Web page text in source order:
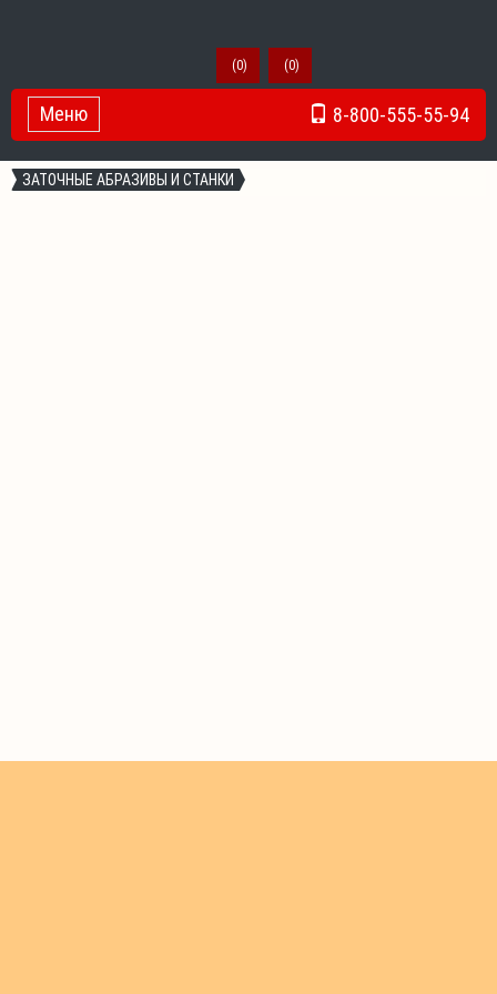
(0) (0)
8-800-555-55-94
Toggle Navigation
Меню
ЗАТОЧНЫЕ АБРАЗИВЫ И СТАНКИ